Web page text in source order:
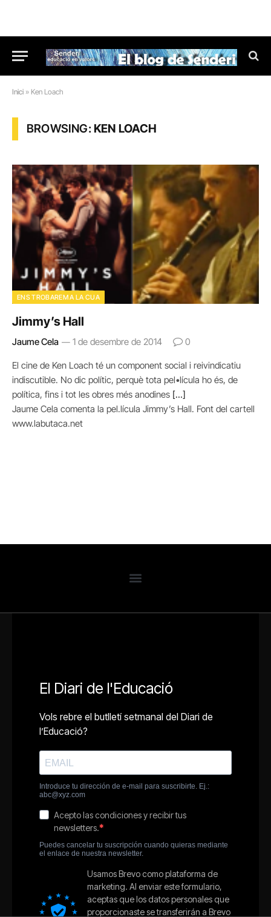
Inici » Ken Loach
BROWSING:KEN LOACH
ENS TROBAREM A LA CUA
Jimmy’s Hall
Jaume Cela 1 de desembre de 2014 0
El cine de Ken Loach té un component social i reivindicatiu
indiscutible. No dic polític, perquè tota pel•lícula ho és, de
política, fins i tot les obres més anodines […]
Jaume Cela comenta la pel.lícula Jimmy’s Hall. Font del cartell
www.labutaca.net